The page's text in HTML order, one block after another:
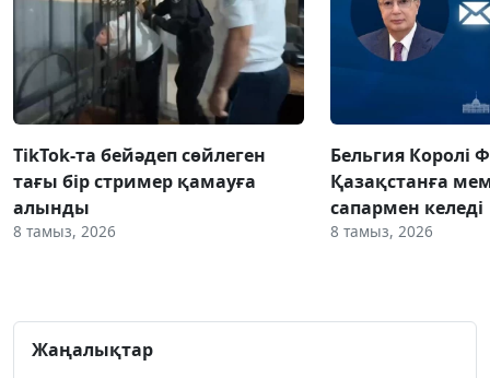
TikTok-та бейәдеп сөйлеген
тағы бір стример қамауға
алынды
8 тамыз, 2026
Бельгия Королі
Қазақстанға
сапармен келеді
8 тамыз, 2026
Жаңалықтар